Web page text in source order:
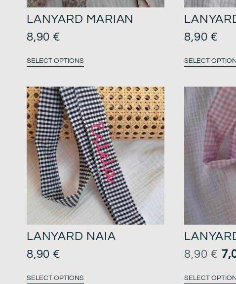
LANYARD MARIAN
8,90 €
SELECT OPTIONS
8,90 €
SELECT
LANYARD NAIA
8,90 €
SELECT OPTIONS
8,90 €
SELECT